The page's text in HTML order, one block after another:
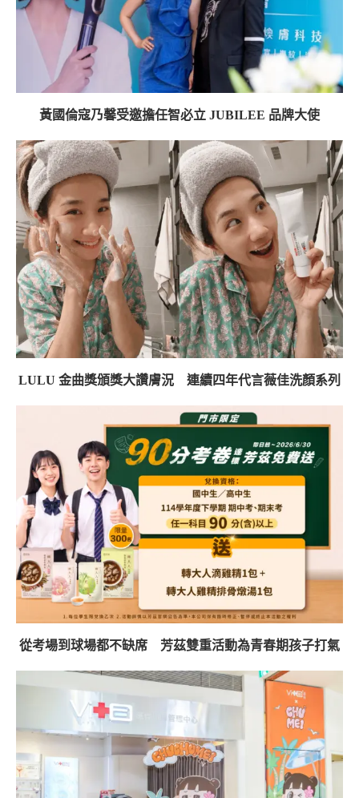
黃國倫寇乃馨受邀擔任智必立 JUBILEE 品牌大使
LULU 金曲獎頒獎大讚膚況 連續四年代言薇佳洗顏系列
從考場到球場都不缺席 芳茲雙重活動為青春期孩子打氣